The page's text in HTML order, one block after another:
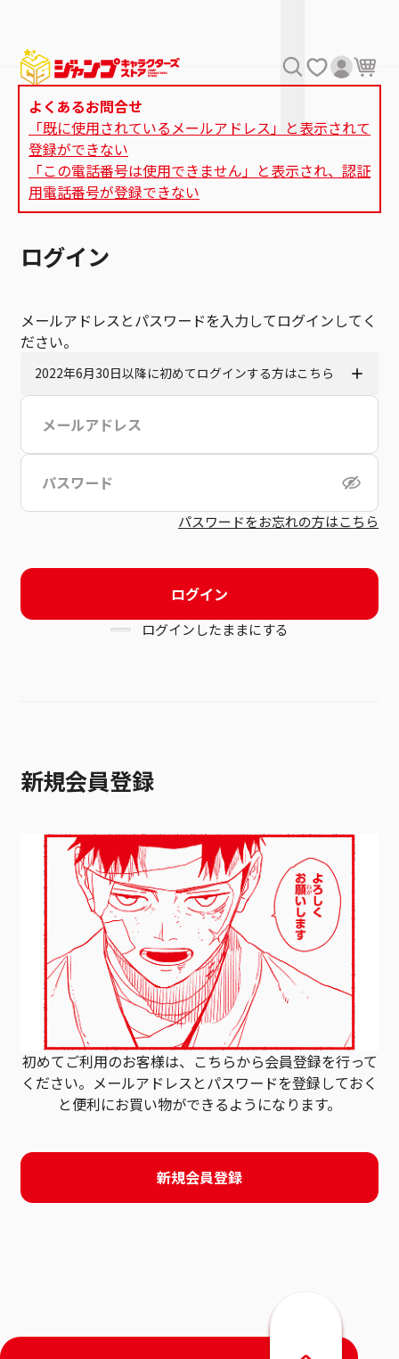
よくあるお問合せ
「既に使用されているメールアドレス」と表示されて
登録ができない
「この電話番号は使用できません」と表示され、認証
用電話番号が登録できない
ログイン
メールアドレスとパスワードを入力してログインしてく
ださい。
2022年6月30日以降に初めてログインする方はこちら
こちら
パスワードをお忘れの方はこちら
ログイン
ログインしたままにする
新規会員登録
初めてご利用のお客様は、こちらから会員登録を行って
ください。 メールアドレスとパスワードを登録しておく
と便利にお買い物ができるようになります。
新規会員登録